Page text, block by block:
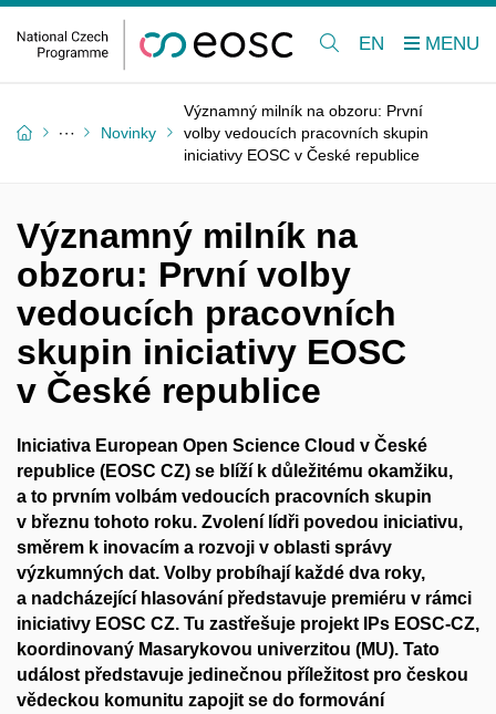
EN
Novinky
Významný milník na obzoru: První
volby vedoucích pracovních skupin
iniciativy EOSC v České republice
Významný milník na
obzoru: První volby
vedoucích pracovních
skupin iniciativy EOSC
v České republice
Iniciativa European Open Science Cloud v České
republice (EOSC CZ) se blíží k důležitému okamžiku,
a to prvním volbám vedoucích pracovních skupin
v březnu tohoto roku. Zvolení lídři povedou iniciativu,
směrem k inovacím a rozvoji v oblasti správy
výzkumných dat. Volby probíhají každé dva roky,
a nadcházející hlasování představuje premiéru v rámci
iniciativy EOSC CZ. Tu zastřešuje projekt IPs EOSC-CZ,
koordinovaný Masarykovou univerzitou (MU). Tato
událost představuje jedinečnou příležitost pro českou
vědeckou komunitu zapojit se do formování